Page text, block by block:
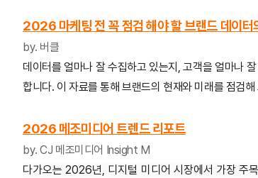
2026 마케팅 전 꼭 점검 해야 할 브랜드 데이터
by. 버클
데이터를 얼마나 잘 수집하고 있는지, 고객을 얼마나
합니다. 이 자료를 통해 브랜드의 현재와 미래를 점검해
2026 메조미디어 트렌드 리포트
by. CJ 메조미디어 Insight M
다가오는 2026년, 디지털 미디어 시장에서 가장 주